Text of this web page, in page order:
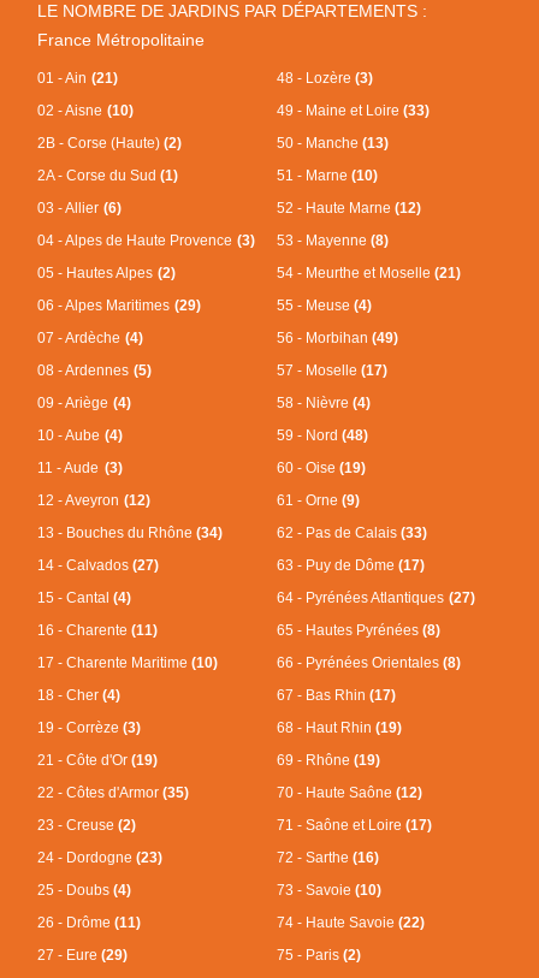
LE NOMBRE DE JARDINS PAR DÉPARTEMENTS :
France Métropolitaine
01 - Ain(21)
02 - Aisne(10)
2B - Corse (Haute)(2)
2A - Corse du Sud(1)
03 - Allier(6)
04 - Alpes de Haute Provence(3)
05 - Hautes Alpes(2)
06 - Alpes Maritimes(29)
07 - Ardèche(4)
08 - Ardennes(5)
09 - Ariège(4)
10 - Aube(4)
11 - Aude(3)
12 - Aveyron(12)
13 - Bouches du Rhône(34)
14 - Calvados(27)
15 - Cantal(4)
16 - Charente(11)
17 - Charente Maritime(10)
18 - Cher(4)
19 - Corrèze(3)
21 - Côte d'Or(19)
22 - Côtes d'Armor(35)
23 - Creuse(2)
24 - Dordogne(23)
25 - Doubs(4)
26 - Drôme(11)
27 - Eure(29)
48 - Lozère (3)
49 - Maine et Loire (33)
50 - Manche (13)
51 - Marne (10)
52 - Haute Marne (12)
53 - Mayenne (8)
54 - Meurthe et Moselle (21)
55 - Meuse (4)
56 - Morbihan (49)
57 - Moselle (17)
58 - Nièvre (4)
59 - Nord (48)
60 - Oise (19)
61 - Orne (9)
62 - Pas de Calais (33)
63 - Puy de Dôme (17)
64 - Pyrénées Atlantiques (27)
65 - Hautes Pyrénées (8)
66 - Pyrénées Orientales (8)
67 - Bas Rhin (17)
68 - Haut Rhin (19)
69 - Rhône (19)
70 - Haute Saône (12)
71 - Saône et Loire (17)
72 - Sarthe (16)
73 - Savoie (10)
74 - Haute Savoie (22)
75 - Paris (2)